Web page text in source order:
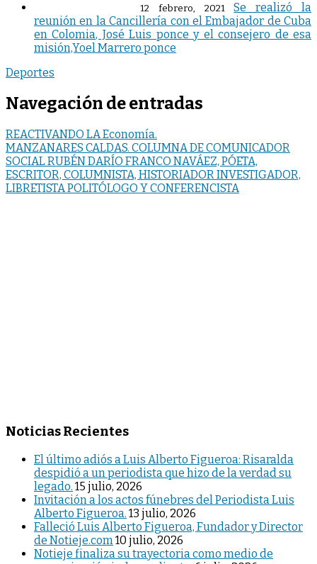
12 febrero, 2021
Se realizó la
reunión en la Cancillería con el Embajador de Cuba
en Colomia, José Luis ponce y el consejero de esa
misión,Yoel Marrero ponce
Deportes
Navegación de entradas
REACTIVANDO LA Economía.
MANZANARES CALDAS. COLUMNA DE COMUNICADOR
SOCIAL RUBÉN DARÍO FRANCO NAVÁEZ, PÓETA,
ESCRITOR, COLUMNISTA, HISTORIADOR INVESTIGADOR,
LIBRETISTA POLITÓLOGO Y CONFERENCISTA
Noticias Recientes
El último adiós a Luis Alberto Figueroa: Risaralda
despidió a un periodista que hizo de la verdad su
legado. 15 julio, 2026
Invitación a los actos fúnebres del Periodista Luis
Alberto Figueroa. 13 julio, 2026
Falleció Luis Alberto Figueroa, Fundador y Director
de Notieje.com 10 julio, 2026
Notieje finaliza su trayectoria como medio de